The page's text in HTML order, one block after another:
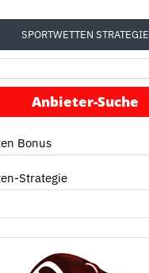
SPORTWETTEN STRATEGIE
Anbieter-Suche
Bonus
Strategie